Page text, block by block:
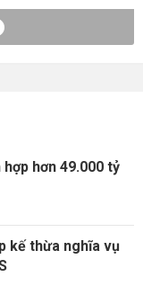
hơn 49.000 tỷ
kế thừa nghĩa vụ